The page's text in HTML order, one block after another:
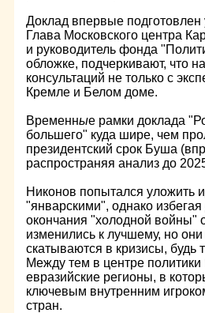
Доклад впервые
Глава Московского центра
и руководитель фонда
обложке, подчеркивают, что
консультаций не только с
Кремле и Белом доме.
Временные рамки доклада
большего" куда шире, чем
президентский срок Буша
распространяя анализ до
Никонов попытался уложить
"январскими", однако
окончания "холодной
изменились к лучшему, но
скатываются в кризисы, будь
Между тем в центре
евразийские регионы, в
ключевым внутренним
стран.